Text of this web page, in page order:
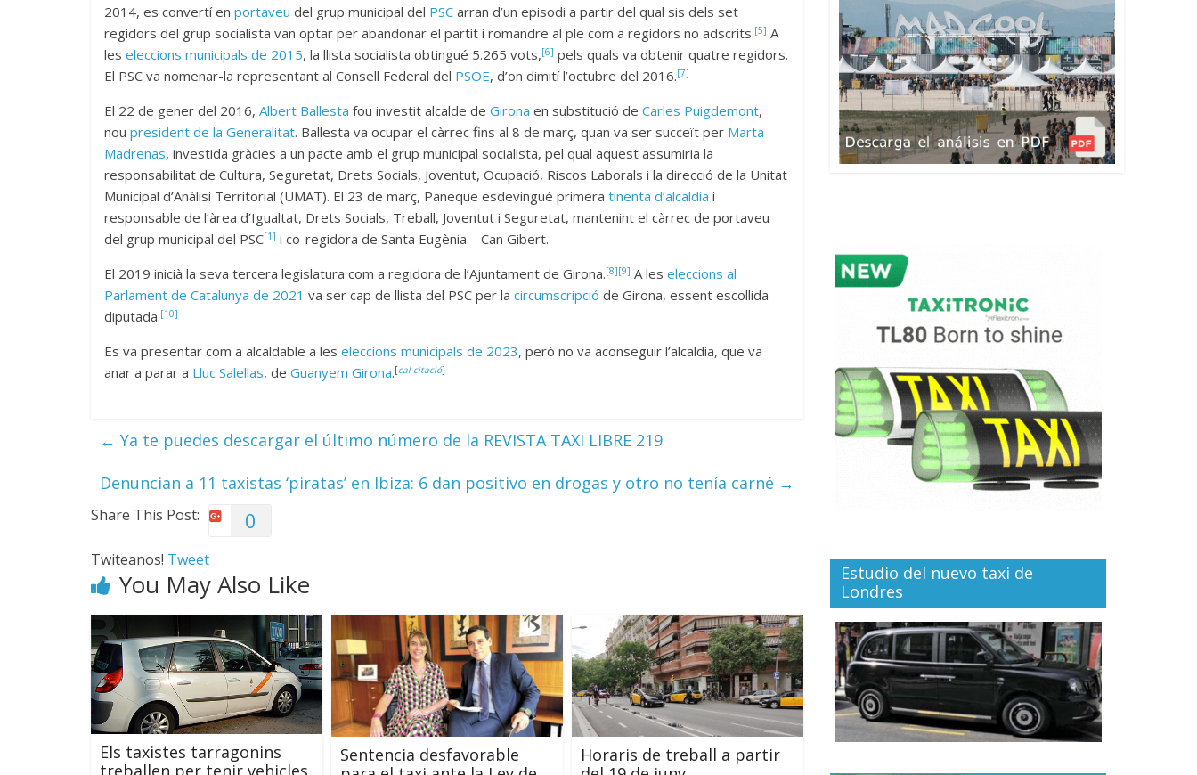
2014, es convertí en portaveu del grup municipal del PSC arran d’un episodi a partir del qual sis dels set
regidors del grup socialista van optar per abandonar el partit i romandre al ple com a regidors no adscrits.[5] A
les eleccions municipals de 2015, la llista socialista obtingué 5.265 vots,[6] pels quals va obtenir quatre regidors.
El PSC va nomenar-la representant al Consell Federal del PSOE, d’on dimití l’octubre del 2016.[7]
El 22 de gener del 2016, Albert Ballesta fou investit alcalde de Girona en substitució de Carles Puigdemont,
nou president de la Generalitat. Ballesta va ocupar el càrrec fins al 8 de març, quan va ser succeït per Marta
Madrenas, investida gràcies a un pacte amb el grup municipal socialista, pel qual aquest assumiria la
responsabilitat de Cultura, Seguretat, Drets Socials, Joventut, Ocupació, Riscos Laborals i la direcció de la Unitat
Municipal d’Anàlisi Territorial (UMAT). El 23 de març, Paneque esdevingué primera tinenta d’alcaldia i
responsable de l’àrea d’Igualtat, Drets Socials, Treball, Joventut i Seguretat, mantenint el càrrec de portaveu
del grup municipal del PSC[1] i co-regidora de Santa Eugènia – Can Gibert.
El 2019 inicià la seva tercera legislatura com a regidora de l’Ajuntament de Girona.[8][9] A les eleccions al
Parlament de Catalunya de 2021 va ser cap de llista del PSC per la circumscripció de Girona, essent escollida
diputada.[10]
Es va presentar com a alcaldable a les eleccions municipals de 2023, però no va aconseguir l’alcaldia, que va
anar a parar a Lluc Salellas, de Guanyem Girona.[cal citació]
← Ya te puedes descargar el último número de la REVISTA TAXI LIBRE 219
Denuncian a 11 taxistas ‘piratas’ en Ibiza: 6 dan positivo en drogas y otro no tenía carné →
Share This Post: 0
Twiteanos! Tweet
You May Also Like
Els taxistes tarragonins
treballen per tenir vehicles
Sentencia desfavorable
Horaris de treball a partir
Estudio del nuevo taxi de
Londres